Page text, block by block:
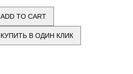
ADD TO CART
КУПИТЬ В ОДИН КЛИК